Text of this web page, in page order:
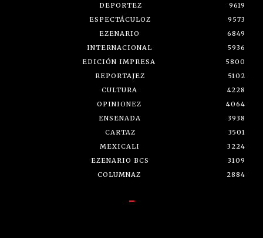
DEPORTEZ
9619
ESPECTÁCULOZ
9573
EZENARIO
6849
INTERNACIONAL
5936
EDICIÓN IMPRESA
5800
REPORTAJEZ
5102
CULTURA
4228
OPINIONEZ
4064
ENSENADA
3938
CARTAZ
3501
MEXICALI
3224
EZENARIO BCS
3109
COLUMNAZ
2884
-